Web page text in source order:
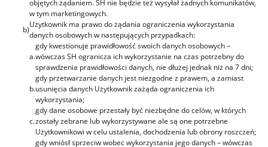
objętych żądaniem. SH nie będzie też wysyłał żadnych komunikatów,
w tym marketingowych.
b)
Użytkownik ma prawo do żądania ograniczenia wykorzystania
danych osobowych w następujących przypadkach:
a.
gdy kwestionuje prawidłowość swoich danych osobowych –
wówczas SH ogranicza ich wykorzystanie na czas potrzebny do
sprawdzenia prawidłowości danych, nie dłużej jednak niż na 7 dni;
b.
gdy przetwarzanie danych jest niezgodne z prawem, a zamiast
usunięcia danych Użytkownik zażąda ograniczenia ich
wykorzystania;
c.
gdy dane osobowe przestały być niezbędne do celów, w których
zostały zebrane lub wykorzystywane ale są one potrzebne
Użytkownikowi w celu ustalenia, dochodzenia lub obrony roszczeń;
gdy wniósł sprzeciw wobec wykorzystania jego danych – wówczas